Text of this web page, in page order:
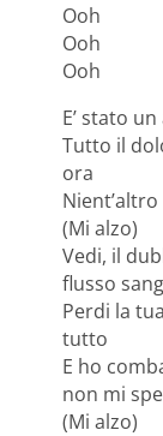
Ooh
Ooh
Ooh
E’ stato
Tutto il
ora
(Mi alzo)
Vedi, il
flusso
Perdi la
tutto
E ho
non mi
(Mi alzo)